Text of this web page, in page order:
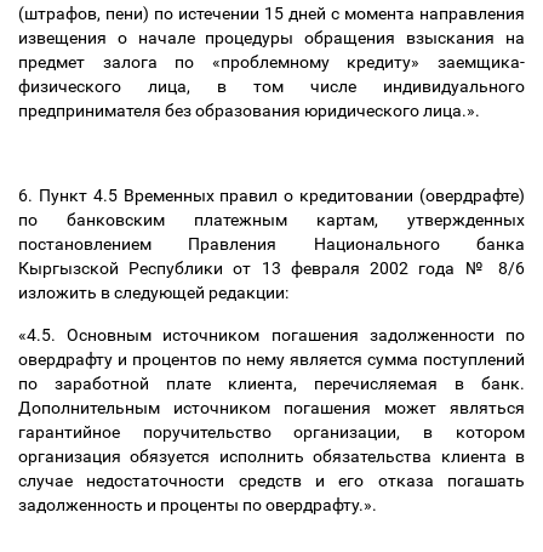
(штрафов, пени) по истечении 15 дней с момента направления
извещения о начале процедуры обращения взыскания на
предмет залога по «проблемному кредиту» заемщика-
физического лица, в том числе индивидуального
предпринимателя без образования юридического лица.».
6. Пункт 4.5 Временных правил о кредитовании (овердрафте)
по банковским платежным картам, утвержденных
постановлением Правления Национального банка
Кыргызской Республики от 13 февраля 2002 года № 8/6
изложить в следующей редакции:
«4.5. Основным источником погашения задолженности по
овердрафту и процентов по нему является сумма поступлений
по заработной плате клиента, перечисляемая в банк.
Дополнительным источником погашения может являться
гарантийное поручительство организации, в котором
организация обязуется исполнить обязательства клиента в
случае недостаточности средств и его отказа погашать
задолженность и проценты по овердрафту.».